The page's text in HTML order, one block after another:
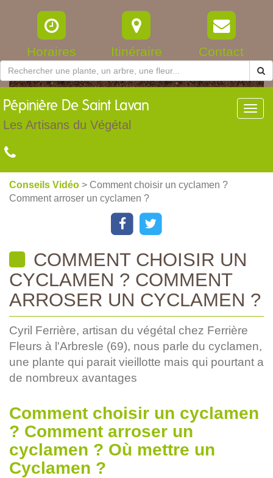
Horaires Itinéraire Contact
Pépinière De Saint Lavan
Les Artisans du Végétal
Conseils Vidéo > Comment choisir un cyclamen ?
Comment arroser un cyclamen ?
COMMENT CHOISIR UN
CYCLAMEN ? COMMENT
ARROSER UN CYCLAMEN ?
Cyril Ferrière, artisan du végétal chez Ferrière
Fleurs à l'Arbresle (69), nous parle du cyclamen,
une plante qui parait vieillotte mais qui pourtant a
de nombreux avantages
Comment choisir un cyclamen
? Comment arroser un
cyclamen ? Où mettre un
Cyclamen ?